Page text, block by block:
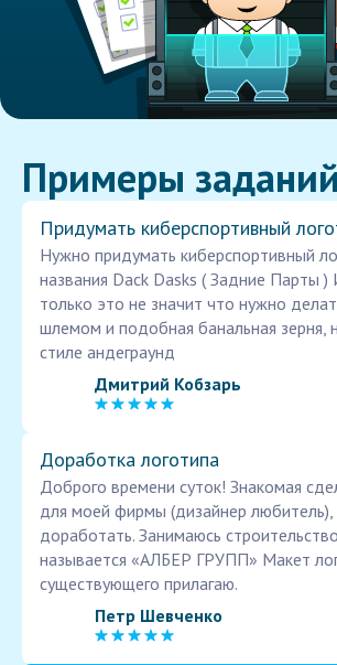
Примеры заданий
Придумать киберспортивный
Нужно придумать киберспортивный
названия Dack Dasks ( Задние Парты )
только это не значит что нужно
шлемом и подобная банальная зерня,
стиле андеграунд
Дмитрий Кобзарь
Доработка логотипа
Доброго времени суток! Знакомая
для моей фирмы (дизайнер любитель),
доработать. Занимаюсь
называется «АЛБЕР ГРУПП» Макет
существующего прилагаю.
Петр Шевченко